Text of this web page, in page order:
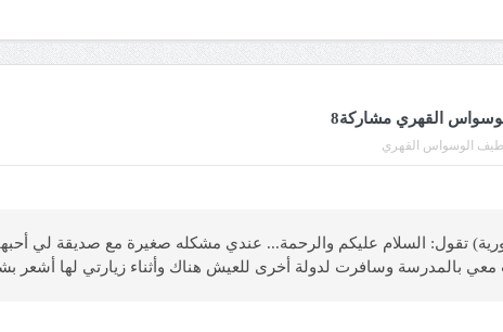
القهري مشاركة8
طيف الوسواس القهري
(20 سنة، سورية) تقول: السلام عليكم والرحمة... عندي مشكله صغيرة مع صديقة
بالمدرسة وسافرت لدولة أخرى للعيش هناك وأثناء زيارتي لها أشعر